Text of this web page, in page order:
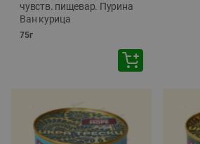
чувств. пищевар. Пурина
Ван курица
75г